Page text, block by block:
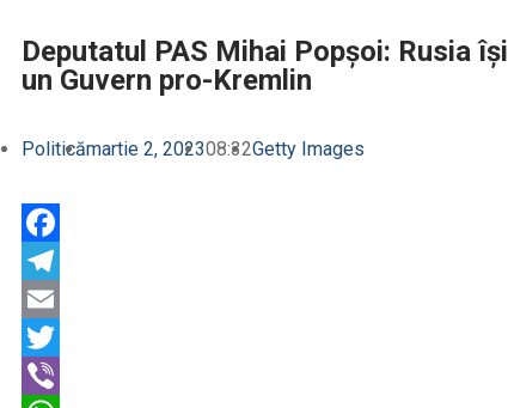
Deputatul PAS Mihai Popșoi: Rusia
un Guvern pro-Kremlin
Politicămartie 2, 202308:32Getty Images